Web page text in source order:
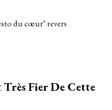
du cœur" revers
Très Fier De Cette